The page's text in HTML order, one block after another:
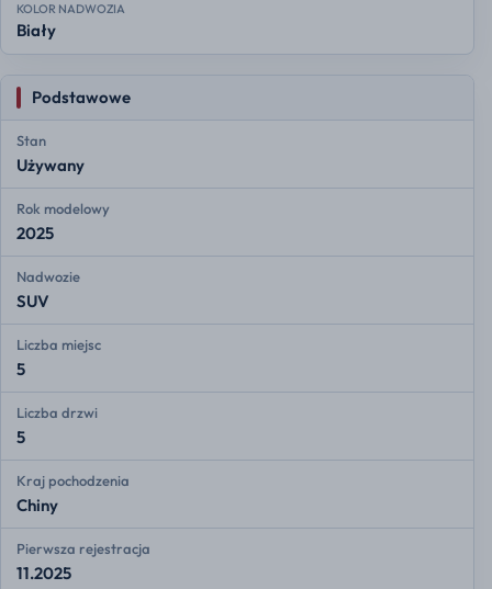
KOLOR NADWOZIA
Biały
Podstawowe
Stan
Używany
Rok modelowy
2025
Nadwozie
SUV
Liczba miejsc
5
Liczba drzwi
5
Kraj pochodzenia
Chiny
Pierwsza rejestracja
11.2025